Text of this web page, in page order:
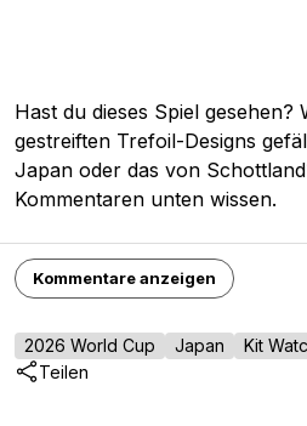
Hast du dieses Spiel gesehen?
gestreiften Trefoil-Designs
Japan oder das von
Kommentaren unten wissen.
Kommentare anzeigen
2026 World Cup Japan Kit
Teilen